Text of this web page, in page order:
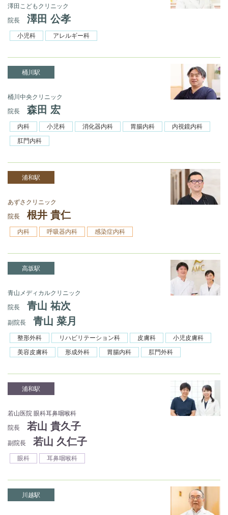
澤田こどもクリニック
院長
澤田 公孝
小児科 アレルギー科
桶川駅
桶川中央クリニック
院長
森田 宏
内科 小児科 消化器内科 胃腸内科
内視鏡内科
肛門内科
浦和駅
あずさクリニック
院長
根井 貴仁
内科 呼吸器内科 感染症内科
高坂駅
青山メディカルクリニック
院長
青山 祐次
副院長 青山 菜月
整形外科 リハビリテーション科 皮膚科
小児皮膚科
美容皮膚科
形成外科 胃腸内科 肛門外科
浦和駅
若山医院 眼科耳鼻咽喉科
院長
若山 貴久子
副院長 若山 久仁子
眼科 耳鼻咽喉科
川越駅